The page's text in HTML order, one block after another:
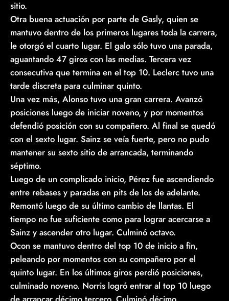
sitio.
Otra buena actuación por parte de Gasly, quien se
mantuvo dentro de los primeros lugares toda la carrera,
le otorgó el cuarto lugar. El galo sólo tuvo una parada,
aguantando 47 giros con las medias. Tercera vez
consecutiva que termina en el top 10. Leclerc tuvo una
tarde discreta para culminar quinto.
Una vez más, Alonso tuvo una gran carrera. Avanzó
posiciones luego de iniciar noveno, y por momentos
defendió posición con su compañero. Al final se quedó
con el sexto lugar. Sainz se veía fuerte, pero no pudo
mantener su sexto sitio de arrancada, terminando
séptimo.
Luego de un complicado inicio, Pérez fue ascendiendo
entre rebases y paradas en pits de los de adelante.
Remontó luego de su último cambio de llantas. El
tiempo no fue suficiente como para lograr acercarse a
Sainz y ascender otro lugar. Culminó octavo.
Ocon se mantuvo dentro del top 10 de inicio a fin,
peleando por momentos con su compañero por el
quinto lugar. En los últimos giros perdió posiciones,
culminado noveno. Norris logró entrar al top 10 luego